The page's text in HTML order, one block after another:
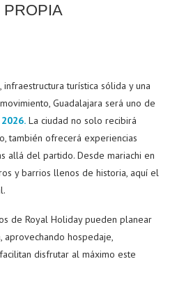
PROPIA
turística sólida y una
Guadalajara será uno de
La ciudad no solo recibirá
también ofrecerá experiencias
allá del partido. Desde mariachi en
y barrios llenos de historia, aquí el
de Royal Holiday pueden planear
hospedaje,
disfrutar al máximo este